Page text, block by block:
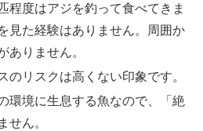
程度はアジを釣って食べてきま
見た経験はありません。周囲か
ありません。
のリスクは高くない印象です。
環境に生息する魚なので、「絶
せん。